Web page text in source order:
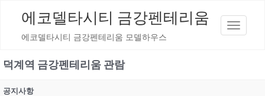
T
에코델타시티 금강펜테리움
에코델타시티 금강펜테리움 모델하우스
덕계역 금강펜테리움 관람
공지사항